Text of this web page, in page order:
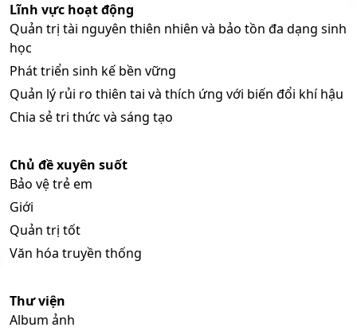
Lĩnh vực hoạt động
Quản trị tài nguyên thiên nhiên và bảo tồn đa dạng sinh
học
Phát triển sinh kế bền vững
Quản lý rủi ro thiên tai và thích ứng với biến đổi khí hậu
Chia sẻ tri thức và sáng tạo
Chủ đề xuyên suốt
Bảo vệ trẻ em
Giới
Quản trị tốt
Văn hóa truyền thống
Thư viện
Album ảnh